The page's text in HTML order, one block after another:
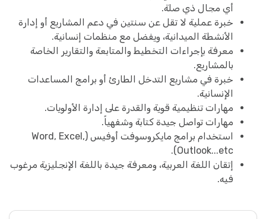
أي مجال ذي صلة.
خبرة عملية لا تقل عن سنتين في دعم المشاريع أو إدارة
الأنشطة الميدانية، ويفضل مع منظمات إنسانية.
معرفة بإجراءات التخطيط والمتابعة والتقارير الخاصة
بالمشاريع.
خبرة في مشاريع التدخل الطارئ أو برامج المساعدات
الإنسانية.
مهارات تنظيمية قوية والقدرة على إدارة الأولويات.
مهارات تواصل جيدة كتابة وشفهياً.
استخدام برامج مايكروسوفت أوفيس (Word, Excel,
Outlook...etc).
إتقان اللغة العربية، ومعرفة جيدة باللغة الإنجليزية مرغوب
فيه.